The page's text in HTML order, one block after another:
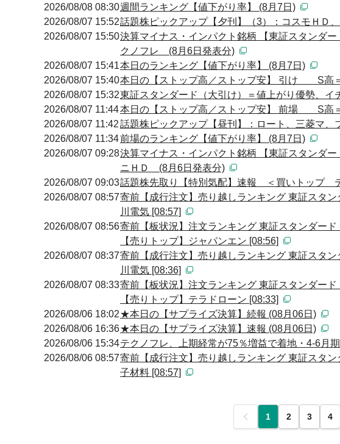
2026/08/08 08:30週間ランキング【値下がり率】 (8月7日)
2026/08/07 15:52話題株ピックアップ【夕刊】（3）：コスモＨＤ
2026/08/07 15:50決算マイナス・インパクト銘柄 【東証スタンダ
クノフレ (8月6日発表分)
2026/08/07 15:41本日のランキング【値下がり率】 (8月7日)
2026/08/07 15:40本日の【ストップ高／ストップ安】 引け S
2026/08/07 15:32東証スタンダード（大引け）＝値上がり優勢、イ
2026/08/07 11:44本日の【ストップ高／ストップ安】 前場 S
2026/08/07 11:42話題株ピックアップ【昼刊】：ロート、三菱マ、
2026/08/07 11:34前場のランキング【値下がり率】 (8月7日)
2026/08/07 09:28決算マイナス・インパクト銘柄 【東証スタンダ
ニＨＤ (8月6日発表分)
2026/08/07 09:03話題株先取り【特別気配】速報 ＜買いトップ
2026/08/07 08:57寄前【成行注文】売り越しランキング 東証スタ
川電気 [08:57]
2026/08/07 08:56寄前【板状況】注文ランキング 東証スタンダー
【売りトップ】ジャパンエン [08:56]
2026/08/07 08:37寄前【成行注文】売り越しランキング 東証スタ
川電気 [08:36]
2026/08/07 08:33寄前【板状況】注文ランキング 東証スタンダー
【売りトップ】テラドローン [08:33]
2026/08/06 18:02★本日の【サプライズ決算】続報 (08月06日)
2026/08/06 16:36★本日の【サプライズ決算】速報 (08月06日)
2026/08/06 15:34テクノフレ、上期経常が75％増益で着地・4-6月
2026/08/06 08:57寄前【成行注文】売り越しランキング 東証スタ
子材料 [08:57]
前 1 2 3 4